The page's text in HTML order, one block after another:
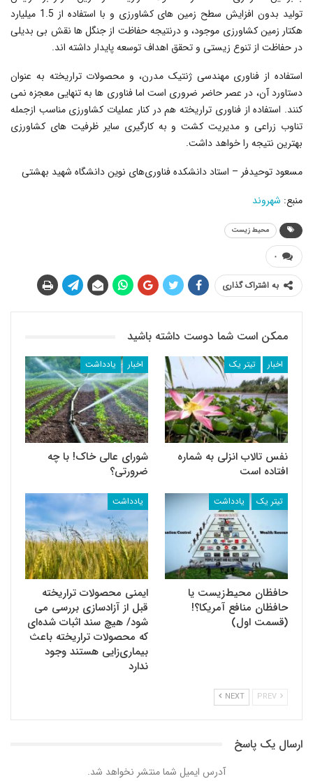
تولید بدون افزایش سطح زمین های کشاورزی و با استفاده از 1.5 میلیارد
هکتار زمین کشاورزی موجود، و درنتیجه حفاظت از جنگل ها نقش بی بدیلی
در حفاظت از تنوع زیستی و تحقق اهداف توسعه پایدار داشته اند.
استفاده از فناوری مهندسی ژنتیک مدرن، و محصولات تراریخته به عنوان
دستاورد آن، در عصر حاضر ضروری است اما فناوری ها به تنهایی معجزه نمی
کنند. استفاده از فناوری تراریخته هم در کنار عملیات کشاورزی مناسب ازجمله
تناوب زراعی و مدیریت کشت و به کارگیری سایر ظرفیت های کشاورزی
بهترین نتیجه را خواهد داشت.
مسعود توحیدفر – استاد دانشکده فناوری‌های نوین دانشگاه شهید بهشتی
منبع: شهروند
محیط زیست
۰
به اشتراک گذاری
ممکن است شما دوست داشته باشید
اخبار تیتر یک
نفس تالاب انزلی به شماره
افتاده است
اخبار یادداشت
شورای عالی خاک! با چه
ضرورتی؟
تیتر یک یادداشت
حافظان محیط‌زیست یا
حافظان منافع آمریکا؟!
(قسمت اول)
یادداشت
ایمنی محصولات تراریخته
قبل از آزادسازی بررسی می
شود/ هیچ سند اثبات شده‌ای
که محصولات تراریخته باعث
بیماری‌زایی هستند وجود
ندارد
NEXT
ارسال یک پاسخ
آدرس ایمیل شما منتشر نخواهد شد.